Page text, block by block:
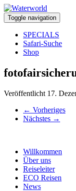
Toggle navigation
SPECIALS
Safari-Suche
Shop
Veröffentlicht 17.
← Vorheriges
Nächstes →
Willkommen
Über uns
Reiseleiter
ECO Reisen
News